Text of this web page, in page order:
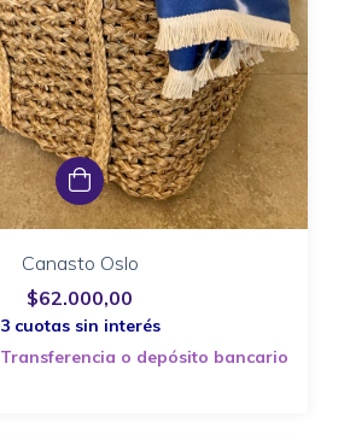
Canasto Oslo
$62.000,00
Transferencia o depósito bancario